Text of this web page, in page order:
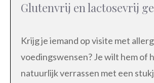
Glutenvrij en lactosevrij
Krijg je iemand op visite met
voedingswensen? Je wilt hem of
natuurlijk verrassen met een